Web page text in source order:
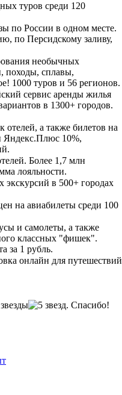
туров среди 120
по России в одном месте.
по Персидскому заливу,
необычных
походы, сплавы,
1000 туров и 56 регионов.
сервис аренды жилья
в 1300+ городов.
отелей, а также билетов на
Яндекс.Плюс 10%,
Более 1,7 млн
лояльности.
экскурсий в 500+ городах
на авиабилеты среди 100
и самолеты, а также
классных "фишек".
за 1 рубль.
онлайн для путешествий